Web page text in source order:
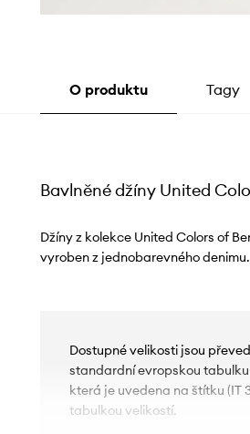
O produktu Tagy
Bavlněné džíny United
Džíny z kolekce United Colors of
vyroben z jednobarevného denimu.
Dostupné velikosti jsou
standardní evropskou
která je uvedena na štítku (IT
tabulkou velikostí.